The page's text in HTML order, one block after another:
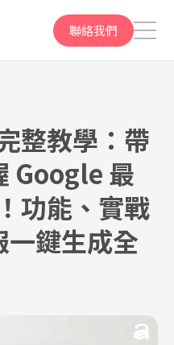
聯絡我們
整教學：帶
Google 最
功能、實戰
鍵生成全